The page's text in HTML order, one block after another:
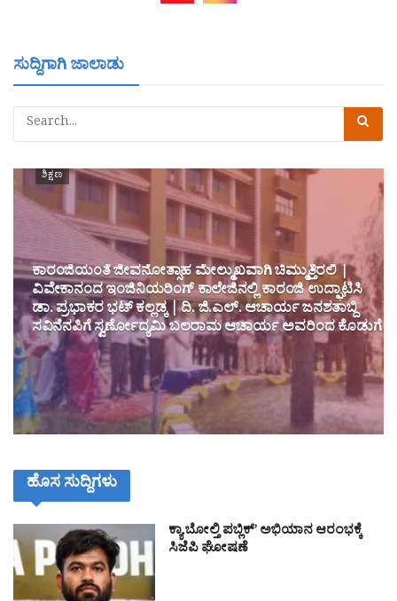
ಸುದ್ದಿಗಾಗಿ ಜಾಲಾಡು
ಶಿಕ್ಷಣ
ಕಾರಂಜಿಯಂತೆ ಜೀವನೋತ್ಸಾಹ ಮೇಲ್ಮುಖವಾಗಿ ಚಿಮ್ಮುತ್ತಿರಲಿ |
ವಿವೇಕಾನಂದ ಇಂಜಿನಿಯರಿಂಗ್ ಕಾಲೇಜಿನಲ್ಲಿ ಕಾರಂಜಿ ಉದ್ಘಾಟಿಸಿ
ಡಾ. ಪ್ರಭಾಕರ ಭಟ್ ಕಲ್ಲಡ್ಕ | ದಿ. ಜಿ.ಎಲ್. ಆಚಾರ್ಯ ಜನಶತಾಬ್ದಿ
ಸವಿನೆನಪಿಗೆ ಸ್ವರ್ಣೋದ್ಯಮಿ ಬಲರಾಮ ಆಚಾರ್ಯ ಅವರಿಂದ ಕೊಡುಗೆ
ಹೊಸ ಸುದ್ದಿಗಳು
ಕ್ಯಾ ಬೋಲ್ತಿ ಪಬ್ಲಿಕ್’ ಅಭಿಯಾನ ಆರಂಭಕ್ಕೆ
ಸಿಜೆಪಿ ಘೋಷಣೆ